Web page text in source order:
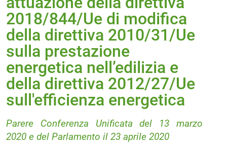
2018/844/Ue di modifica
della direttiva 2010/31/Ue
sulla prestazione
energetica nell’edilizia e
della direttiva 2012/27/Ue
sull'efficienza energetica
Parere Conferenza Unificata del 13 marzo
2020 e del Parlamento il 23 aprile 2020